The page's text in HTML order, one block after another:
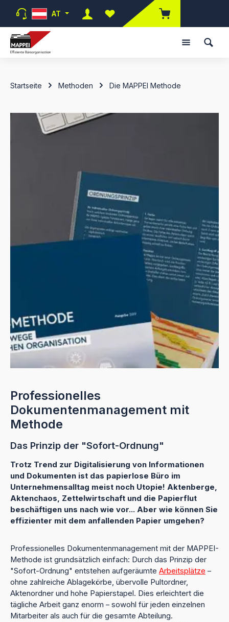
Zum Hauptinhalt springen
AT
Du hast 0 Produkte auf dem
Startseite Methoden Die MAPPEI Methode
Professionelles
Dokumentenmanagement mit
Methode
Das Prinzip der "Sofort-Ordnung"
Trotz Trend zur Digitalisierung von Informationen
und Dokumenten ist das papierlose Büro im
Unternehmensalltag meist noch Utopie! Aktenberge,
Aktenchaos, Zettelwirtschaft und die Papierflut
beschäftigen uns nach wie vor... Aber wie können Sie
effizienter mit dem anfallenden Papier umgehen?
Professionelles Dokumentenmanagement mit der MAPPEI-
Methode ist grundsätzlich einfach: Durch das Prinzip der
"Sofort-Ordnung" entstehen aufgeräumte Arbeitsplätze –
ohne zahlreiche Ablagekörbe, übervolle Pultordner,
Aktenordner und hohe Papierstapel. Dies erleichtert die
tägliche Arbeit ganz enorm – sowohl für jeden einzelnen
Mitarbeiter als auch für die gesamte Abteilung.